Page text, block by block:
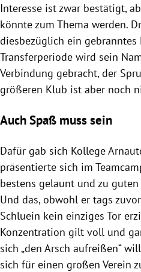
Interesse ist zwar bestätigt,
könnte zum Thema werden.
diesbezüglich ein gebranntes
Transferperiode wird sein
Verbindung gebracht, der
größeren Klub ist aber noch
Auch Spaß muss sein
Dafür gab sich Kollege
präsentierte sich im
bestens gelaunt und zu
Und das, obwohl er tags
Schluein kein einziges Tor
Konzentration gilt voll und
sich „den Arsch aufreißen“
sich für einen großen Verein